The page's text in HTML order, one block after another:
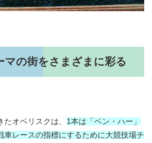
マの街をさまざまに彩る
オベリスクは、 1本は「ベン・ハー」
車レースの指標にするために大競技場チ